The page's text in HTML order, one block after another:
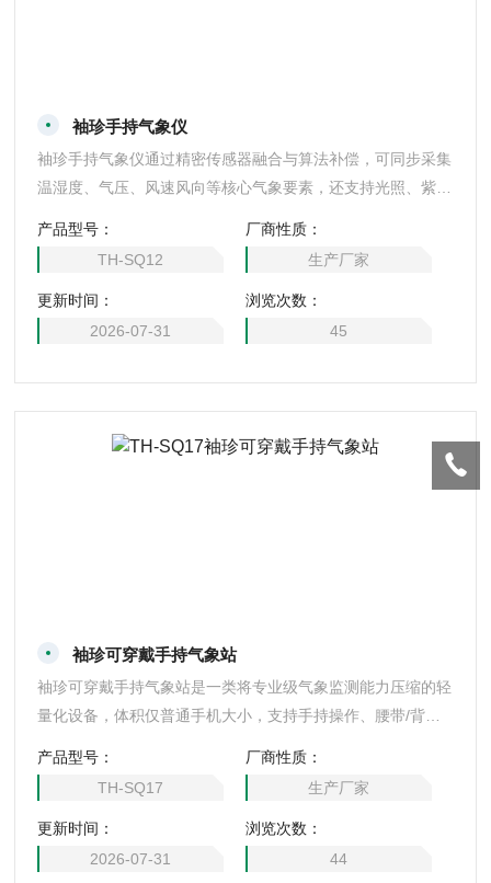
袖珍手持气象仪
袖珍手持气象仪通过精密传感器融合与算法补偿，可同步采集
温湿度、气压、风速风向等核心气象要素，还支持光照、紫外
显示单元，读数直观，普通用户无需专业气象知识，数秒内即
可读懂数据，快速感知环境微小气象变化。
产品型号：
TH-SQ12
厂商性质：
生产厂家
更新时间：
2026-07-31
浏览次数：
45
袖珍可穿戴手持气象站
袖珍可穿戴手持气象站是一类将专业级气象监测能力压缩的轻
量化设备，体积仅普通手机大小，支持手持操作、腰带/背包
景设计，可实时获取周边微气象数据的便携监测终端。
产品型号：
TH-SQ17
厂商性质：
生产厂家
更新时间：
2026-07-31
浏览次数：
44